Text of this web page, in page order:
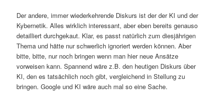
Der andere, immer wiederkehrende Diskurs ist der der KI und der
Kybernetik. Alles wirklich interessant, aber eben bereits genauso
detailliert durchgekaut. Klar, es passt natürlich zum diesjährigen
Thema und hätte nur schwerlich ignoriert werden können. Aber
bitte, bitte, nur noch bringen wenn man hier neue Ansätze
vorweisen kann. Spannend wäre z.B. den heutigen Diskurs über
KI, den es tatsächlich noch gibt, vergleichend in Stellung zu
bringen. Google und KI wäre auch mal so eine Sache.